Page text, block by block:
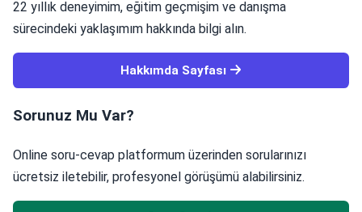
22 yıllık deneyimim, eğitim geçmişim ve danışma
sürecindeki yaklaşımım hakkında bilgi alın.
Hakkımda Sayfası
Sorunuz Mu Var?
Online soru-cevap platformum üzerinden sorularınızı
ücretsiz iletebilir, profesyonel görüşümü alabilirsiniz.